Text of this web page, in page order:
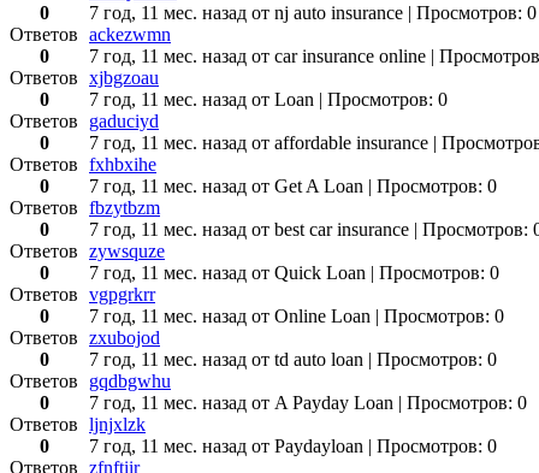
0
7 год, 11 мес. назад от nj auto insurance | Просмотров: 0
Ответов
0
ackezwmn
7 год, 11 мес. назад от car insurance online |
Ответов
0
xjbgzoau
7 год, 11 мес. назад от Loan | Просмотров: 0
Ответов
0
gaduciyd
7 год, 11 мес. назад от affordable insurance |
Ответов
0
fxhbxihe
7 год, 11 мес. назад от Get A Loan | Просмотров: 0
Ответов
0
fbzytbzm
7 год, 11 мес. назад от best car insurance | Просмотров:
Ответов
0
zywsquze
7 год, 11 мес. назад от Quick Loan | Просмотров: 0
Ответов
0
vgpgrkrr
7 год, 11 мес. назад от Online Loan | Просмотров: 0
Ответов
0
zxubojod
7 год, 11 мес. назад от td auto loan | Просмотров: 0
Ответов
0
gqdbgwhu
7 год, 11 мес. назад от A Payday Loan | Просмотров: 0
Ответов
0
ljnjxlzk
7 год, 11 мес. назад от Paydayloan | Просмотров: 0
Ответов zfnftiir